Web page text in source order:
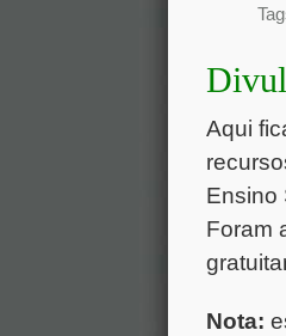
Aqui
Ensino
Foram
Nota: